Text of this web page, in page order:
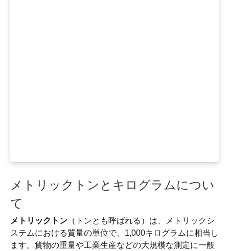
メトリックトンとキログラムについ
て
メトリックトン （トンとも呼ばれる）は、メトリックシ
ステムにおける質量の単位で、1,000キログラムに相当し
ます。貨物の重量や工業生産などの大規模な測定に一般